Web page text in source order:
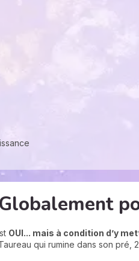
OUI... mais à condition d’y
qui rumine dans son pré,